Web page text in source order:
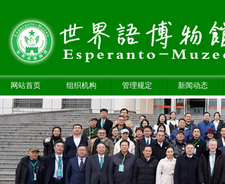
网站首页 组织机构 管理规定 新闻动态